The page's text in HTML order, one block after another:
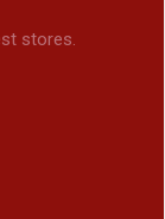
stores.